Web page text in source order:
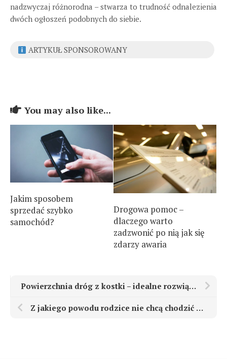
nadzwyczaj różnorodna – stwarza to trudność odnalezienia
dwóch ogłoszeń podobnych do siebie.
ARTYKUŁ SPONSOROWANY
You may also like...
Jakim sposobem
sprzedać szybko
samochód?
Drogowa pomoc –
dlaczego warto
zadzwonić po nią jak się
zdarzy awaria
Powierzchnia dróg z kostki – idealne rozwiązanie
Z jakiego powodu rodzice nie chcą chodzić z dziećmi do psychologa